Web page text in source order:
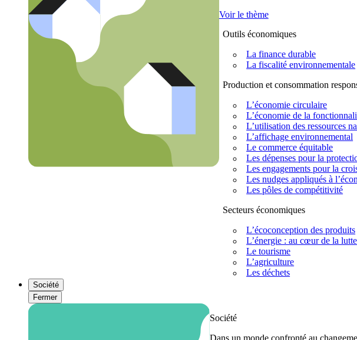
Voir le thème
Outils économiques
La finance durable
La fiscalité environnementale
Production et consommation
L’économie circulaire
L’économie de la
L’utilisation des ressources
L’affichage environnemental
Le commerce équitable
Les dépenses pour la
Les engagements pour la
Les nudges appliqués à
Les pôles de compétitivité
Secteurs économiques
L’écoconception des produits
L’énergie : au cœur de la
Le tourisme
L’agriculture
Les déchets
Société
Fermer
Société
Dans un monde confronté au